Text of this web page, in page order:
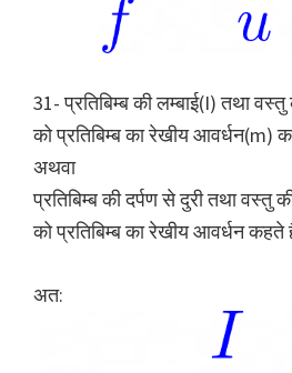
31- प्रतिबिम्ब की लम्बाई(I) तथा
को प्रतिबिम्ब का रेखीय आवर्धन(m)
अथवा
प्रतिबिम्ब की दर्पण से दुरी तथा वस्तु
को प्रतिबिम्ब का रेखीय आवर्धन कहते
अत: ​